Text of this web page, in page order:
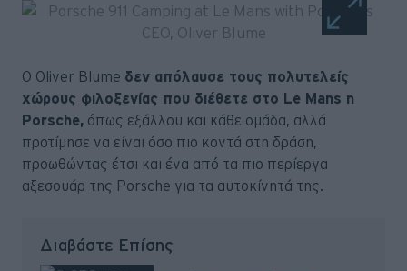
Ο Oliver Blume δεν απόλαυσε τους πολυτελείς
χώρους φιλοξενίας που διέθετε στο Le Mans η
Porsche, όπως εξάλλου και κάθε ομάδα, αλλά
προτίμησε να είναι όσο πιο κοντά στη δράση,
προωθώντας έτσι και ένα από τα πιο περίεργα
αξεσουάρ της Porsche για τα αυτοκίνητά της.
Διαβάστε Επίσης